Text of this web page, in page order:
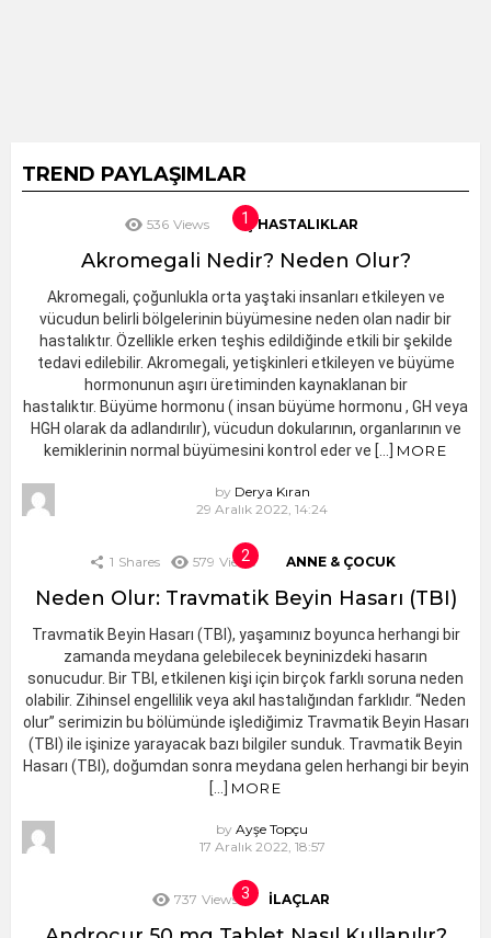
TREND PAYLAŞIMLAR
536 Views İÇ HASTALIKLAR
Akromegali Nedir? Neden Olur?
Akromegali, çoğunlukla orta yaştaki insanları etkileyen ve
vücudun belirli bölgelerinin büyümesine neden olan nadir bir
hastalıktır. Özellikle erken teşhis edildiğinde etkili bir şekilde
tedavi edilebilir. Akromegali, yetişkinleri etkileyen ve büyüme
hormonunun aşırı üretiminden kaynaklanan bir
hastalıktır. Büyüme hormonu ( insan büyüme hormonu , GH veya
HGH olarak da adlandırılır), vücudun dokularının, organlarının ve
kemiklerinin normal büyümesini kontrol eder ve […] MORE
by Derya Kıran
29 Aralık 2022, 14:24
1 Shares 579 Views ANNE & ÇOCUK
Neden Olur: Travmatik Beyin Hasarı (TBI)
Travmatik Beyin Hasarı (TBI), yaşamınız boyunca herhangi bir
zamanda meydana gelebilecek beyninizdeki hasarın
sonucudur. Bir TBI, etkilenen kişi için birçok farklı soruna neden
olabilir. Zihinsel engellilik veya akıl hastalığından farklıdır. “Neden
olur” serimizin bu bölümünde işlediğimiz Travmatik Beyin Hasarı
(TBI) ile işinize yarayacak bazı bilgiler sunduk. Travmatik Beyin
Hasarı (TBI), doğumdan sonra meydana gelen herhangi bir beyin
[…] MORE
by Ayşe Topçu
17 Aralık 2022, 18:57
737 Views İLAÇLAR